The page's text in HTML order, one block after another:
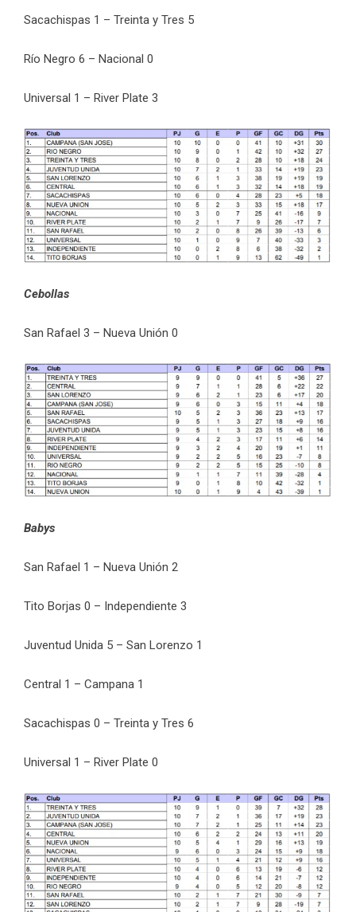
Sacachispas 1 – Treinta y Tres 5
Río Negro 6 – Nacional 0
Universal 1 – River Plate 3
Cebollas
San Rafael 3 – Nueva Unión 0
Babys
San Rafael 1 – Nueva Unión 2
Tito Borjas 0 – Independiente 3
Juventud Unida 5 – San Lorenzo 1
Central 1 – Campana 1
Sacachispas 0 – Treinta y Tres 6
Universal 1 – River Plate 0